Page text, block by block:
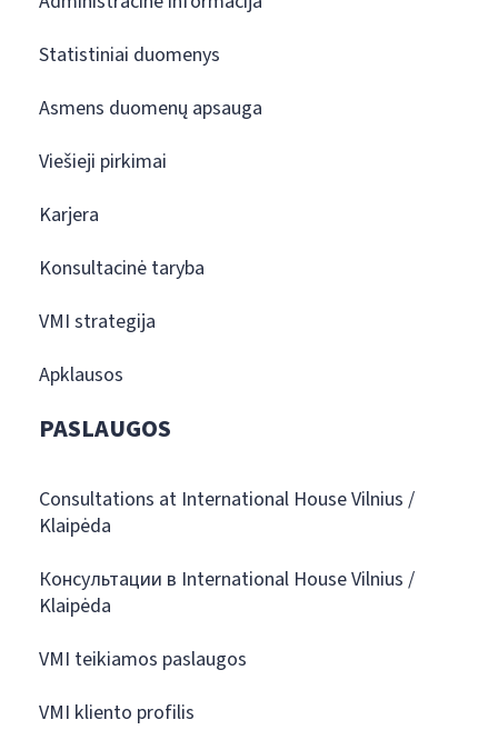
Statistiniai duomenys
Asmens duomenų apsauga
Viešieji pirkimai
Karjera
Konsultacinė taryba
VMI strategija
Apklausos
PASLAUGOS
Consultations at International House Vilnius /
Klaipėda
Консультации в International House Vilnius /
Klaipėda
VMI teikiamos paslaugos
VMI kliento profilis